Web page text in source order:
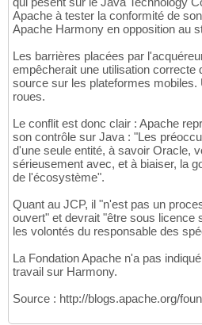
Apache à tester la conformité de
Apache Harmony en opposition au
Les barrières placées par
empêcherait une utilisation correcte
source sur les plateformes mobiles.
roues.
Le conflit est donc clair : Apache
son contrôle sur Java : "Les
d'une seule entité, à savoir Oracle,
sérieusement avec, et à biaiser, la
de l'écosystème".
Quant au JCP, il "n'est pas un
ouvert" et devrait "être sous licence
les volontés du responsable des
La Fondation Apache n'a pas
travail sur Harmony.
Source : http://blogs.apache.org/